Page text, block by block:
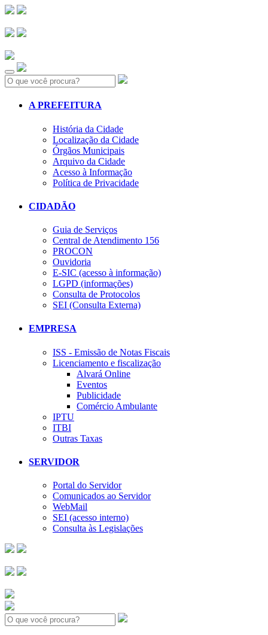
Search:
A PREFEITURA
História da Cidade
Localização da Cidade
Órgãos Municipais
Arquivo da Cidade
Acesso à Informação
Política de Privacidade
CIDADÃO
Guia de Serviços
Central de Atendimento 156
PROCON
Ouvidoria
E-SIC (acesso à informação)
LGPD (informações)
Consulta de Protocolos
SEI (Consulta Externa)
EMPRESA
ISS - Emissão de Notas Fiscais
Licenciamento e fiscalização
Alvará Online
Eventos
Publicidade
Comércio Ambulante
IPTU
ITBI
Outras Taxas
SERVIDOR
Portal do Servidor
Comunicados ao Servidor
WebMail
SEI (acesso interno)
Consulta às Legislações
Search: